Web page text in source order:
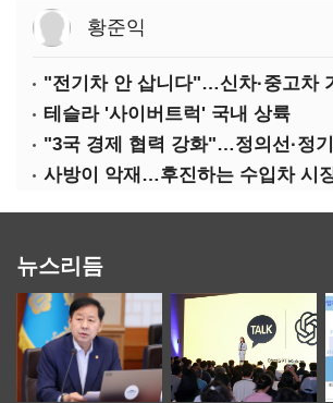
황준익
"전기차 안 삽니다"…신차·중고차
테슬라 '사이버트럭' 국내 상륙
사방이 악재…후진하는 수입차 시
뉴스리듬